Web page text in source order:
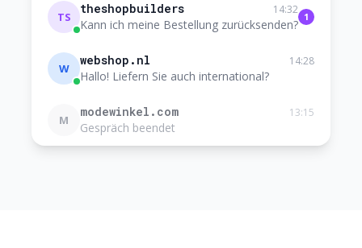
TS
theshopbuilders 14:32
Kann ich meine Bestellung zurücksenden?
1
W
webshop.nl 14:28
Hallo! Liefern Sie auch international?
M
modewinkel.com 13:15
Gespräch beendet